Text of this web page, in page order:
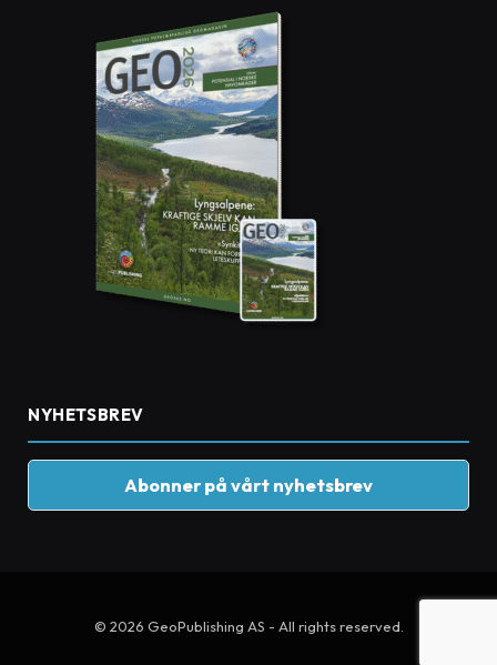
NYHETSBREV
Abonner på vårt nyhetsbrev
© 2026 GeoPublishing AS - All rights reserved.